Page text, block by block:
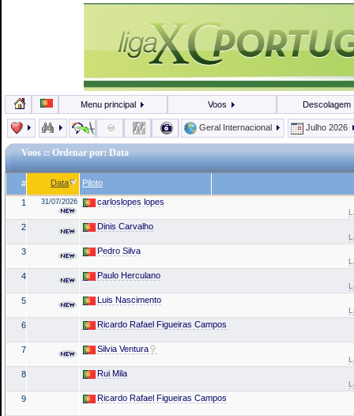
Menu principal Voos Descolagem
Geral Internacional Julho 2026
Voos :: Ordenar por: Data
# Data Piloto
1 31/07/2026 carloslopes lopes
2 Dinis Carvalho
3 Pedro Silva
4 Paulo Herculano
5 Luis Nascimento
6 Ricardo Rafael Figueiras Campos
7 Silvia Ventura
8 Rui Mila
9 Ricardo Rafael Figueiras Campos